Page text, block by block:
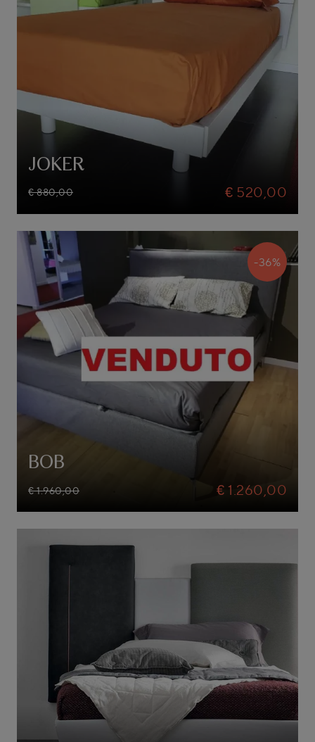
JOKER
€ 880,00 € 520,00
-36%
BOB
€ 1.960,00 € 1.260,00